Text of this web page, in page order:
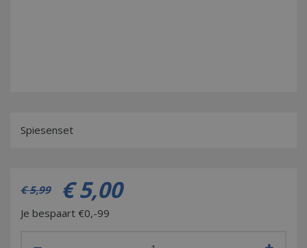
Spiesenset
€ 5,99 € 5,00
Je bespaart €0,-99